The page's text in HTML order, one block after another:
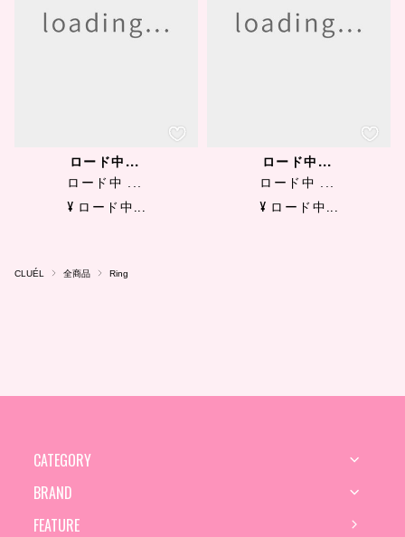
ロード中...
ロード中 ...
¥ ロード中...
ロード中...
ロード中 ...
¥ ロード中...
CLUÉL 全商品 Ring
CATEGORY
BRAND
FEATURE